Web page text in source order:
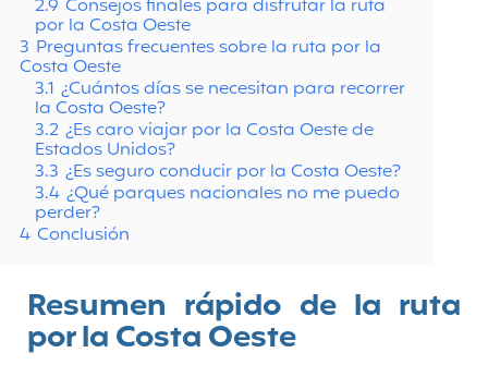
2.9 Consejos finales para disfrutar la ruta
por la Costa Oeste
3 Preguntas frecuentes sobre la ruta por la
Costa Oeste
3.1 ¿Cuántos días se necesitan para recorrer
la Costa Oeste?
3.2 ¿Es caro viajar por la Costa Oeste de
Estados Unidos?
3.3 ¿Es seguro conducir por la Costa Oeste?
3.4 ¿Qué parques nacionales no me puedo
perder?
4 Conclusión
Resumen rápido de la ruta
por la Costa Oeste